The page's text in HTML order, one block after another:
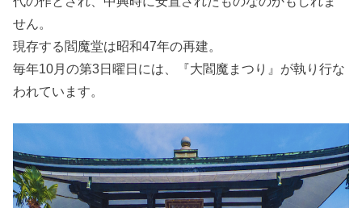
せん。
現存する閻魔堂は昭和47年の再建。
毎年10月の第3日曜日には、『大閻魔まつり』が執り行な
われています。